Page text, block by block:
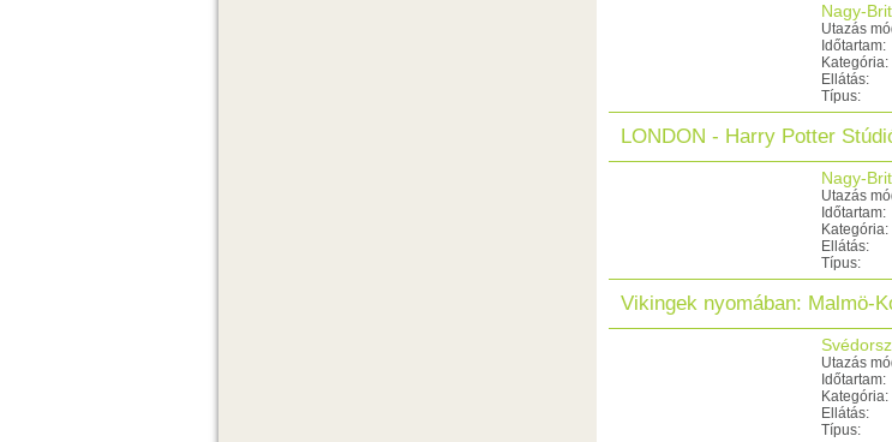
Nagy-
Utazás
Időtartam:
Kategória:
Ellátás:
Típus:
LONDON - Harry Potter
Nagy-
Utazás
Időtartam:
Kategória:
Ellátás:
Típus:
Vikingek nyomában: Malmö-
Utazás
Időtartam:
Kategória:
Ellátás:
Típus: